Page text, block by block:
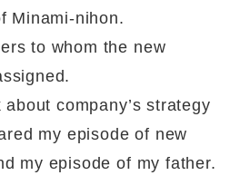
Minami-nihon.
to whom the new
company’s strategy
my episode of new
my episode of my father.